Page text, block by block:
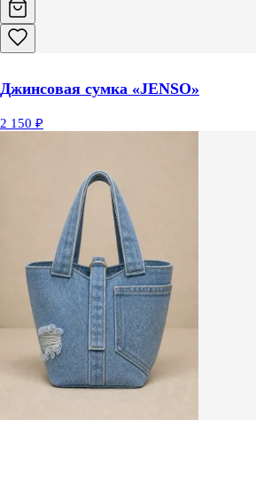
Джинсовая сумка «JENSO»
2 150 ₽